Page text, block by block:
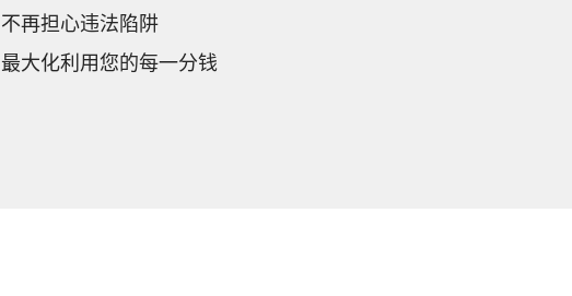
不再担心违法陷阱
最大化利用您的每一分钱